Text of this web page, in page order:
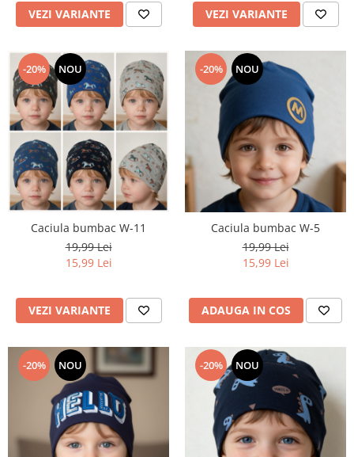
VEZI VARIANTE VEZI VARIANTE
-20% NOU
Caciula bumbac W-11
19,99 Lei
15,99 Lei
VEZI VARIANTE
-20% NOU
Caciula bumbac W-5
19,99 Lei
15,99 Lei
ADAUGA IN COS
-20% NOU -20% NOU